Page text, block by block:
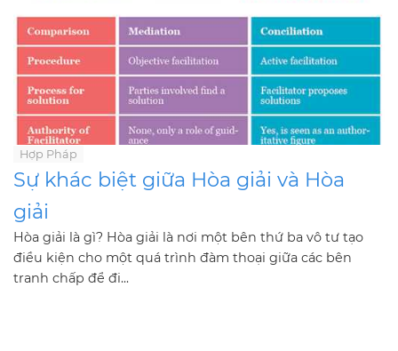
Hợp Pháp
Sự khác biệt giữa Hòa giải và Hòa
giải
Hòa giải là gì? Hòa giải là nơi một bên thứ ba vô tư tạo
điều kiện cho một quá trình đàm thoại giữa các bên
tranh chấp để đi...